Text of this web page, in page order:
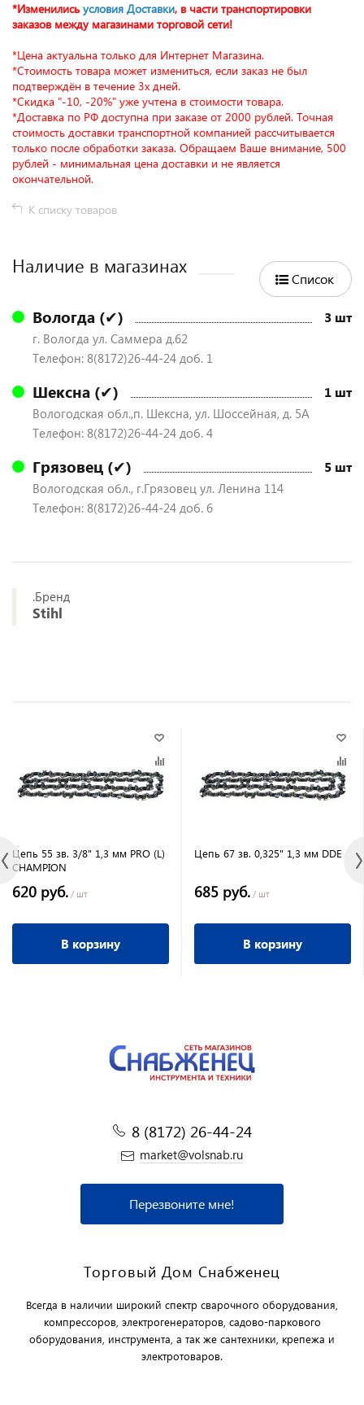
*Изменились условия Доставки, в части транспортировки
заказов между магазинами торговой сети!
*Цена актуальна только для Интернет Магазина.
*Стоимость товара может измениться, если заказ не был
подтверждён в течение 3х дней.
*Скидка "-10, -20%" уже учтена в стоимости товара.
*Доставка по РФ доступна при заказе от 2000 рублей. Точная
стоимость доставки транспортной компанией рассчитывается
только после обработки заказа. Обращаем Ваше внимание, 500
рублей - минимальная цена доставки и не является
окончательной.
К списку товаров
Наличие в магазинах
Список
Вологда (✔) 3 шт
г. Вологда ул. Саммера д.62
Телефон: 8(8172)26-44-24 доб. 1
Шексна (✔) 1 шт
Вологодская обл.,п. Шексна, ул. Шоссейная, д. 5А
Телефон: 8(8172)26-44-24 доб. 4
Грязовец (✔) 5 шт
Вологодская обл., г.Грязовец ул. Ленина 114
Телефон: 8(8172)26-44-24 доб. 6
.Бренд
Stihl
Цепь 55 зв. 3/8" 1,3 мм PRO (L)
CHAMPION
620 руб. / шт
В корзину
Цепь 67 зв. 0,325" 1,3 мм DDE
685 руб. / шт
В корзину
8 (8172) 26-44-24
market@volsnab.ru
Перезвоните мне!
Торговый Дом Снабженец
Всегда в наличии широкий спектр сварочного оборудования,
компрессоров, электрогенераторов, садово-паркового
оборудования, инструмента, а так же сантехники, крепежа и
электротоваров.